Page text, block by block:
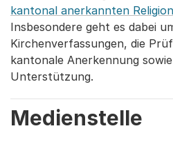
kantonal anerkannten
Insbesondere geht es dabei
Kirchenverfassungen, die
kantonale Anerkennung
Unterstützung.
Medienstelle